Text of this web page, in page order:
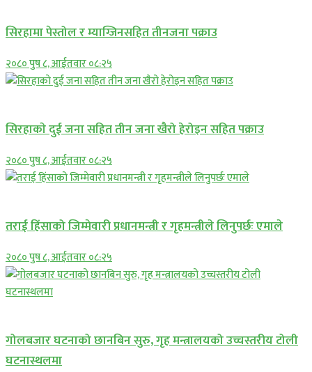
सिरहामा पेस्तोल र म्याग्जिनसहित तीनजना पक्राउ
२०८० पुष ८, आईतवार ०८:२५
सिरहाकाे दुई जना सहित तीन जना खैरो हेरोइन सहित पक्राउ
२०८० पुष ८, आईतवार ०८:२५
तराई हिंसाको जिम्मेवारी प्रधानमन्त्री र गृहमन्त्रीले लिनुपर्छः एमाले
२०८० पुष ८, आईतवार ०८:२५
गोलबजार घटनाको छानबिन सुरु, गृह मन्त्रालयको उच्चस्तरीय टोली
घटनास्थलमा